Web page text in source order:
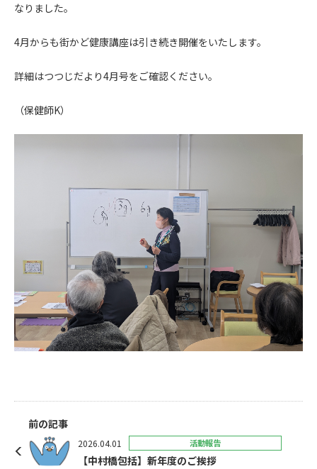
なりました。
4月からも街かど健康講座は引き続き開催をいたします。
詳細はつつじだより4月号をご確認ください。
（保健師K）
前の記事
2026.04.01 活動報告
【中村橋包括】新年度のご挨拶